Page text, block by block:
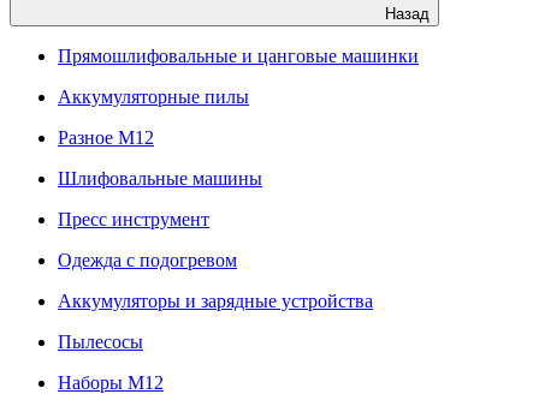
Назад
Прямошлифовальные и цанговые машинки
Аккумуляторные пилы
Разное M12
Шлифовальные машины
Пресс инструмент
Одежда с подогревом
Аккумуляторы и зарядные устройства
Пылесосы
Наборы М12